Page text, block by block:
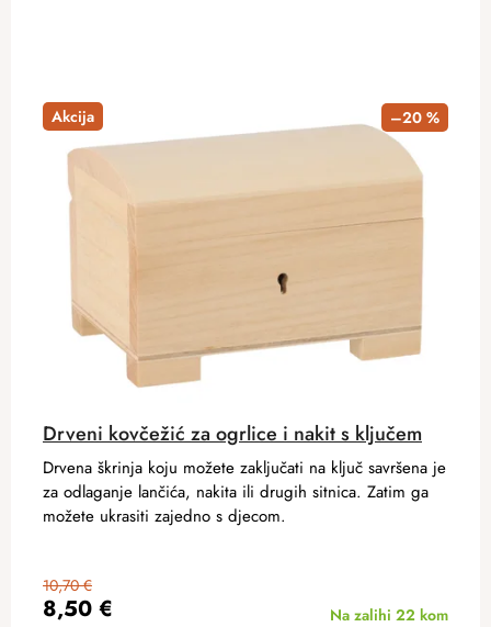
Akcija –20 %
Drveni kovčežić za ogrlice i nakit s ključem
8,50 €
10,70 €
Na zalihi 22 kom
Drvena škrinja koju možete zaključati na ključ savršena je
za odlaganje lančića, nakita ili drugih sitnica. Zatim ga
možete ukrasiti zajedno s djecom.